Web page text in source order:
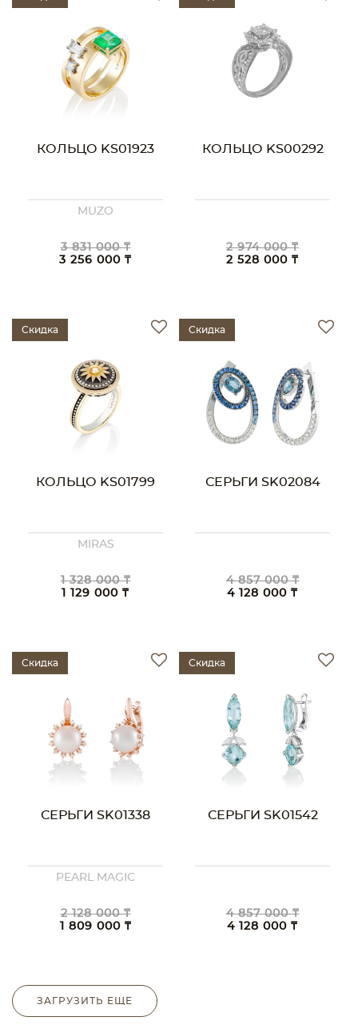
КОЛЬЦО KS01923
MUZO
3 831 000 ₸
3 256 000 ₸
КОЛЬЦО KS00292
2 974 000 ₸
2 528 000 ₸
Скидка
КОЛЬЦО KS01799
MIRAS
1 328 000 ₸
1 129 000 ₸
Скидка
СЕРЬГИ SK02084
4 857 000 ₸
4 128 000 ₸
Скидка
СЕРЬГИ SK01338
PEARL MAGIC
2 128 000 ₸
1 809 000 ₸
Скидка
СЕРЬГИ SK01542
4 857 000 ₸
4 128 000 ₸
ЗАГРУЗИТЬ ЕЩЕ